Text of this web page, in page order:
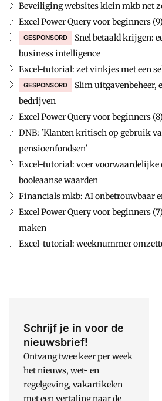
Beveiliging websites klein mkb net
Excel Power Query voor beginners
GESPONSORD
Snel betaald krijgen:
business intelligence
Excel-tutorial: zet vinkjes met een
GESPONSORD
Slim uitgavenbeheer,
bedrijven
Excel Power Query voor beginners
DNB: 'Klanten kritisch op gebruik
pensioenfondsen'
Excel-tutorial: voer voorwaardelijke
booleaanse waarden
Financials mkb: AI onbetrouwbaar
Excel Power Query voor beginners
maken
Excel-tutorial: weeknummer
Schrijf je in voor de
nieuwsbrief!
Ontvang twee keer per week
het nieuws, wet- en
regelgeving, vakartikelen
met een vertaling naar de